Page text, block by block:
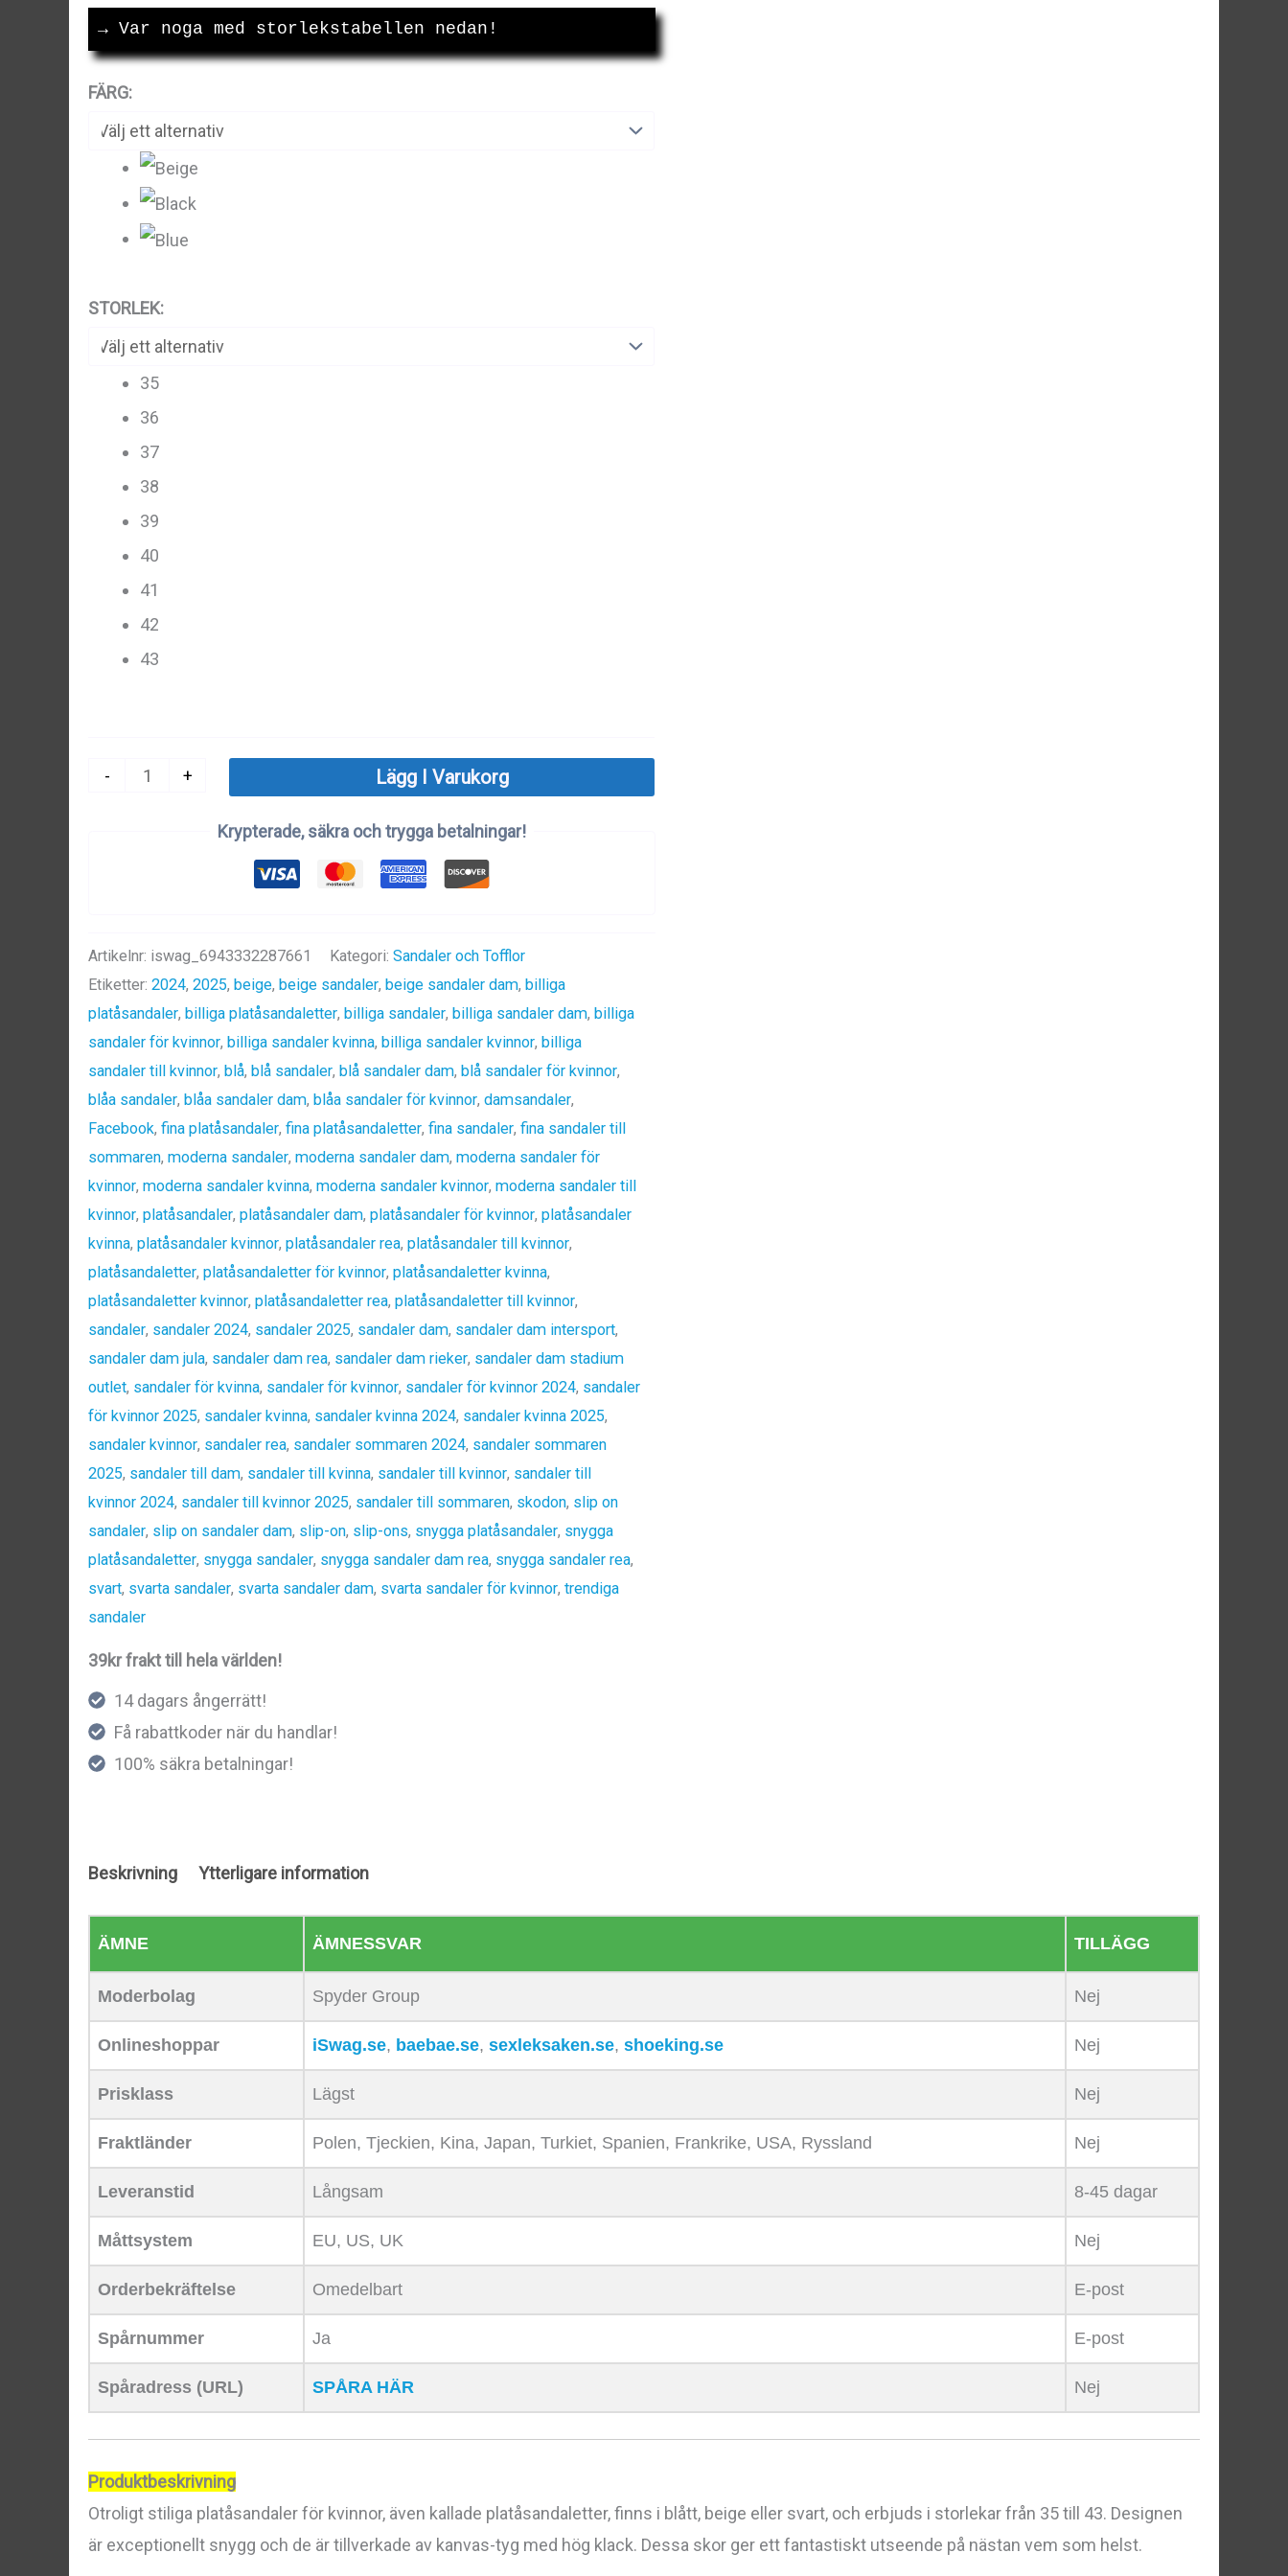
599kr.399kr.
→ Var noga med storlekstabellen nedan!
FÄRG:
STORLEK:
35
36
37
38
39
40
41
42
43
-
Platåsandaler
|
Beige,
Svart,
mängd
+ Lägg I Varukorg
Krypterade, säkra och trygga betalningar!
Artikelnr: iswag_6943332287661 Kategori: Sandaler och Tofflor
Etiketter: 2024, 2025, beige, beige sandaler, beige sandaler dam, billiga
platåsandaler, billiga platåsandaletter, billiga sandaler, billiga sandaler dam, billiga
sandaler för kvinnor, billiga sandaler kvinna, billiga sandaler kvinnor, billiga
sandaler till kvinnor, blå, blå sandaler, blå sandaler dam, blå sandaler för kvinnor,
blåa sandaler, blåa sandaler dam, blåa sandaler för kvinnor, damsandaler,
Facebook, fina platåsandaler, fina platåsandaletter, fina sandaler, fina sandaler till
sommaren, moderna sandaler, moderna sandaler dam, moderna sandaler för
kvinnor, moderna sandaler kvinna, moderna sandaler kvinnor, moderna sandaler till
kvinnor, platåsandaler, platåsandaler dam, platåsandaler för kvinnor, platåsandaler
kvinna, platåsandaler kvinnor, platåsandaler rea, platåsandaler till kvinnor,
platåsandaletter, platåsandaletter för kvinnor, platåsandaletter kvinna,
platåsandaletter kvinnor, platåsandaletter rea, platåsandaletter till kvinnor,
sandaler, sandaler 2024, sandaler 2025, sandaler dam, sandaler dam intersport,
sandaler dam jula, sandaler dam rea, sandaler dam rieker, sandaler dam stadium
outlet, sandaler för kvinna, sandaler för kvinnor, sandaler för kvinnor 2024, sandaler
för kvinnor 2025, sandaler kvinna, sandaler kvinna 2024, sandaler kvinna 2025,
sandaler kvinnor, sandaler rea, sandaler sommaren 2024, sandaler sommaren
2025, sandaler till dam, sandaler till kvinna, sandaler till kvinnor, sandaler till
kvinnor 2024, sandaler till kvinnor 2025, sandaler till sommaren, skodon, slip on
sandaler, slip on sandaler dam, slip-on, slip-ons, snygga platåsandaler, snygga
platåsandaletter, snygga sandaler, snygga sandaler dam rea, snygga sandaler rea,
svart, svarta sandaler, svarta sandaler dam, svarta sandaler för kvinnor, trendiga
sandaler
39kr frakt till hela världen!
14 dagars ångerrätt!
Få rabattkoder när du handlar!
100% säkra betalningar!
Beskrivning Ytterligare information
ÄMNE ÄMNESSVAR TILLÄGG
Moderbolag Spyder Group Nej
Onlineshoppar iSwag.se, baebae.se, sexleksaken.se, shoeking.se Nej
Prisklass Lägst Nej
Fraktländer Polen, Tjeckien, Kina, Japan, Turkiet, Spanien, Frankrike, USA, Ryssland Nej
Leveranstid Långsam 8-45 dagar
Måttsystem EU, US, UK Nej
Orderbekräftelse Omedelbart E-post
Spårnummer Ja E-post
Spåradress (URL) SPÅRA HÄR Nej
Produktbeskrivning
Otroligt stiliga platåsandaler för kvinnor, även kallade platåsandaletter, finns i blått, beige eller svart, och erbjuds i storlekar från 35 till 43. Designen
är exceptionellt snygg och de är tillverkade av kanvas-tyg med hög klack. Dessa skor ger ett fantastiskt utseende på nästan vem som helst.